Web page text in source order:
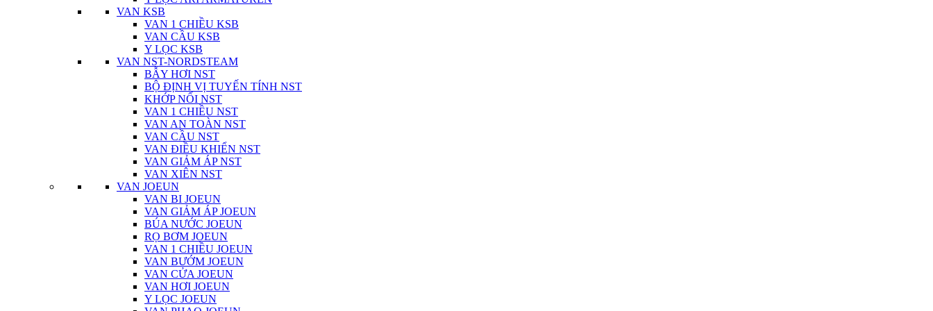
VAN KSB
VAN 1 CHIỀU KSB
VAN CẦU KSB
Y LỌC KSB
VAN NST-NORDSTEAM
BẪY HƠI NST
BỘ ĐỊNH VỊ TUYẾN TÍNH NST
KHỚP NỐI NST
VAN 1 CHIỀU NST
VAN AN TOÀN NST
VAN CẦU NST
VAN ĐIỀU KHIỂN NST
VAN GIẢM ÁP NST
VAN XIÊN NST
VAN JOEUN
VAN BI JOEUN
VAN GIẢM ÁP JOEUN
BÚA NƯỚC JOEUN
RỌ BƠM JOEUN
VAN 1 CHIỀU JOEUN
VAN BƯỚM JOEUN
VAN CỬA JOEUN
VAN HƠI JOEUN
Y LỌC JOEUN